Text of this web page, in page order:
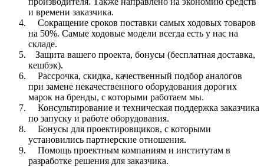
и времени заказчика.
Сокращение сроков поставки самых ходовых товаров
на 50%. Самые ходовые модели всегда есть у нас на
складе.
Защита вашего проекта, бонусы (бесплатная доставка,
кешбэк).
Рассрочка, скидка, качественный подбор аналогов
при замене некачественного оборудования дорогих
марок на бренды, с которыми работаем мы.
Консультирование и техническая поддержка заказчика
по запуску и работе оборудования.
Бонусы для проектировщиков, с которыми
установились партнерские отношения.
Помощь проектным компаниям и институтам в
разработке решения для заказчика.